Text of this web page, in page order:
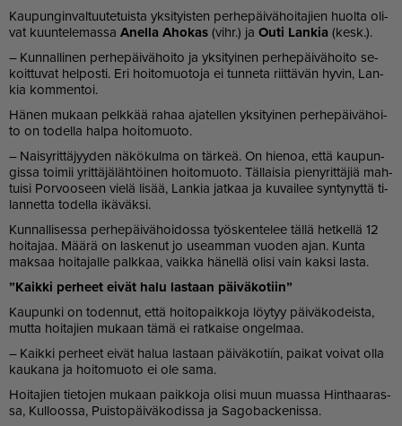
Kau­pun­gin­val­tuu­te­tuis­ta yk­si­tyis­ten per­he­päi­vä­hoi­ta­jien huol­ta oli­
vat kuun­te­le­mas­sa Anel­la Aho­kas (vihr.) ja Ou­ti Lan­kia (kesk.).
– Kun­nal­li­nen per­he­päi­vä­hoi­to ja yk­si­tyi­nen per­he­päi­vä­hoi­to se­
koit­tu­vat hel­pos­ti. Eri hoi­to­muo­to­ja ei tun­ne­ta riit­tä­vän hy­vin, Lan­
kia kom­men­toi.
Hä­nen mu­kaan pelk­kää ra­haa aja­tel­len yk­si­tyi­nen per­he­päi­vä­hoi­
to on to­del­la hal­pa hoi­to­muo­to.
– Nai­sy­rit­tä­jyy­den nä­kö­kul­ma on tär­keä. On hie­noa, et­tä kau­pun­
gis­sa toi­mii yrit­tä­jä­läh­töi­nen hoi­to­muo­to. Täl­lai­sia pie­ny­rit­tä­jiä mah­
tui­si Por­voo­seen vie­lä li­sää, Lan­kia jat­kaa ja ku­vai­lee syn­ty­nyt­tä ti­
lan­net­ta to­del­la ikä­väk­si.
Kun­nal­li­ses­sa per­he­päi­vä­hoi­dos­sa työs­ken­te­lee täl­lä het­kel­lä 12
hoi­ta­jaa. Mää­rä on las­ke­nut jo use­am­man vuo­den ajan. Kun­ta
mak­saa hoi­ta­jal­le palk­kaa, vaik­ka hä­nel­lä oli­si vain kak­si las­ta.
”Kaik­ki per­heet ei­vät halu las­taan päi­vä­ko­tiin”
Kau­pun­ki on to­den­nut, et­tä hoi­to­paik­ko­ja löy­tyy päi­vä­ko­deis­ta,
mut­ta hoi­ta­jien mu­kaan tämä ei rat­kai­se on­gel­maa.
– Kaik­ki per­heet ei­vät ha­lua las­taan päi­vä­ko­tiín, pai­kat voi­vat ol­la
kau­ka­na ja hoi­to­muo­to ei ole sama.
Hoi­ta­jien tie­to­jen mu­kaan paik­ko­ja oli­si muun mu­as­sa Hint­haa­ras­
sa, Kul­loos­sa, Puis­to­päi­vä­ko­dis­sa ja Sa­go­bac­ke­nis­sa.